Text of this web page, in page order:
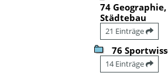
74
Städtebau
21 Einträge
76
14 Einträge